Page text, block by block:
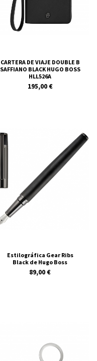
CARTERA DE VIAJE DOUBLE B
SAFFIANO BLACK HUGO BOSS
HLL526A
195,00 €
Estilográfica Gear Ribs
Black de Hugo Boss
89,00 €